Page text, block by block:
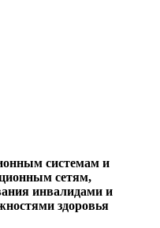
системам и
сетям,
инвалидами и
здоровья